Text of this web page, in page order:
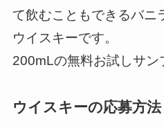
て飲むこともできるバニ
ウイスキーです。
200mLの無料お試しサン
ウイスキーの応募方法